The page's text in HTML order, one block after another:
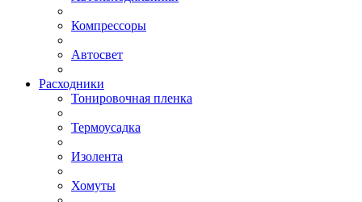
Компрессоры
Автосвет
Расходники
Тонировочная пленка
Термоусадка
Изолента
Хомуты